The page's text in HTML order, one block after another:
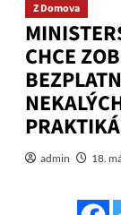
Z Domova
CHCE
admin 18.